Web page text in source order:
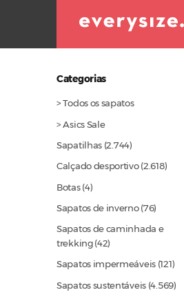
Categorias
> Todos os sapatos
> Asics Sale
Sapatilhas (2.744)
Calçado desportivo(2.618)
Botas (4)
Sapatos de inverno(76)
Sapatos de caminhada e
trekking(42)
Sapatos impermeáveis (121)
Sapatos sustentáveis (4.569)